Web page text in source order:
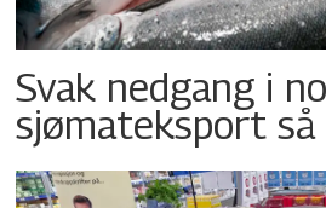
Svak nedgang i
sjømateksport